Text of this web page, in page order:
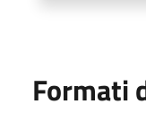
Formati